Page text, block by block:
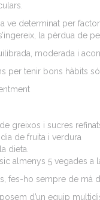
ve determinat per
la pèrdua de
moderada i
per tenir bons hàbits
greixos i sucres
de fruita i verdura
dieta.
almenys 5 vegades a
fes-ho sempre de mà
d’un equip